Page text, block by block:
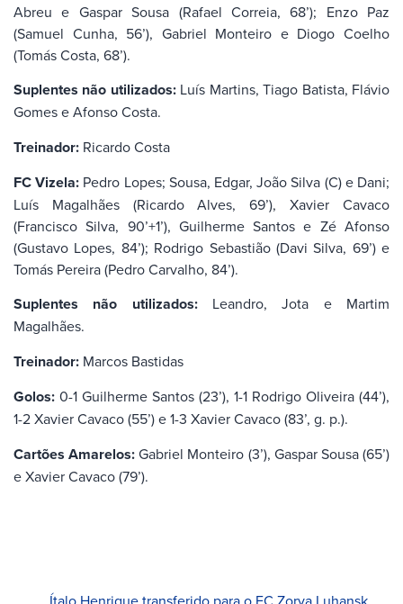
Abreu e Gaspar Sousa (Rafael Correia, 68’); Enzo Paz
(Samuel Cunha, 56’), Gabriel Monteiro e Diogo Coelho
(Tomás Costa, 68’).
Suplentes não utilizados:Luís Martins, Tiago Batista, Flávio
Gomes e Afonso Costa.
Treinador: Ricardo Costa
FC Vizela: Pedro Lopes; Sousa, Edgar, João Silva (C) e Dani;
Luís Magalhães (Ricardo Alves, 69’), Xavier Cavaco
(Francisco Silva, 90’+1’), Guilherme Santos e Zé Afonso
(Gustavo Lopes, 84’); Rodrigo Sebastião (Davi Silva, 69’) e
Tomás Pereira (Pedro Carvalho, 84’).
Suplentes não utilizados:Leandro, Jota e Martim
Magalhães.
Treinador: Marcos Bastidas
Golos: 0-1 Guilherme Santos (23’), 1-1 Rodrigo Oliveira (44’),
1-2 Xavier Cavaco (55’) e 1-3 Xavier Cavaco (83’, g. p.).
Cartões Amarelos:Gabriel Monteiro (3’), Gaspar Sousa (65’)
e Xavier Cavaco (79’).